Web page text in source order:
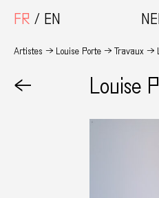
FR
EN
Artistes Louise Porte Travaux
← Louise